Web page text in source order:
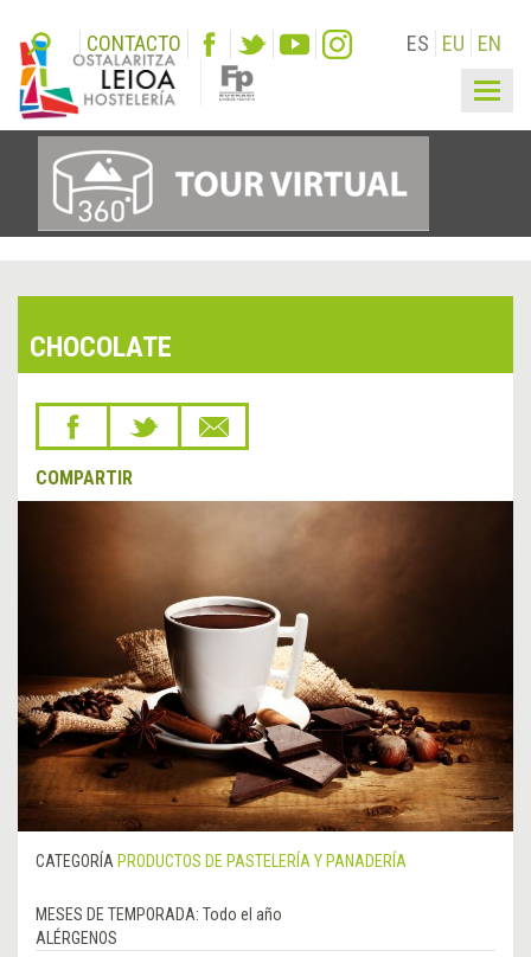
CONTACTO ES EU EN
CHOCOLATE
COMPARTIR
CATEGORÍA PRODUCTOS DE PASTELERÍA Y PANADERÍA
MESES DE TEMPORADA: Todo el año
ALÉRGENOS